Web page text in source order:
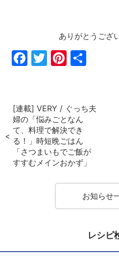
ありがとうござ
Fac
Twi
Pin
[連載] VERY / ぐっち夫
婦の「悩みごとなん
て、料理で解決でき
る！」時短晩ごはん
「さつまいもでご飯が
すすむメインおかず」
お知らせ
レシピ